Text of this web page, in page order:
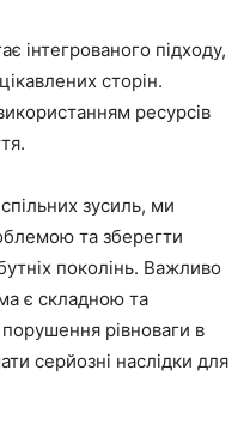
інтегрованого підходу,
сторін.
ресурсів
зусиль, ми
та зберегти
поколінь. Важливо
є складною та
рівноваги в
серйозні наслідки для